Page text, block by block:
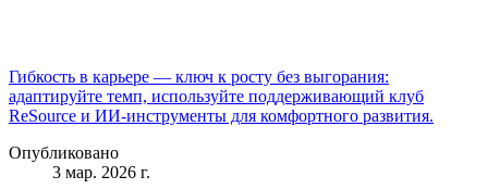
Гибкость в карьере — ключ к росту без выгорания:
адаптируйте темп, используйте поддерживающий клуб
ReSource и ИИ‑инструменты для комфортного развития.
Опубликовано
3 мар. 2026 г.